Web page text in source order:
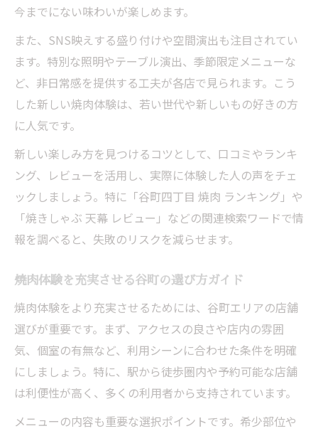
今までにない味わいが楽しめます。
また、SNS映えする盛り付けや空間演出も注目されてい
ます。特別な照明やテーブル演出、季節限定メニューな
ど、非日常感を提供する工夫が各店で見られます。こう
した新しい焼肉体験は、若い世代や新しいもの好きの方
に人気です。
新しい楽しみ方を見つけるコツとして、口コミやランキ
ング、レビューを活用し、実際に体験した人の声をチェ
ックしましょう。特に「谷町四丁目 焼肉 ランキング」や
「焼きしゃぶ 天幕 レビュー」などの関連検索ワードで情
報を調べると、失敗のリスクを減らせます。
焼肉体験を充実させる谷町の選び方ガイド
焼肉体験をより充実させるためには、谷町エリアの店舗
選びが重要です。まず、アクセスの良さや店内の雰囲
気、個室の有無など、利用シーンに合わせた条件を明確
にしましょう。特に、駅から徒歩圏内や予約可能な店舗
は利便性が高く、多くの利用者から支持されています。
メニューの内容も重要な選択ポイントです。希少部位や